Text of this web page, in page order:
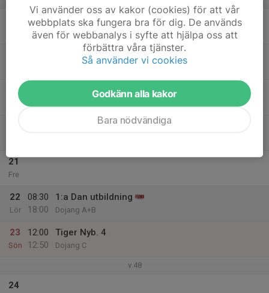
19
Ons
21
Fre
22
Lör
08:30
18:00
1:a Dan utbildning
Dojang A+B
23
Sön
12:00
12:50
Tiger Nyb. 4
Dojang C
v.48
24
Vi använder oss av kakor (cookies) för att vår
webbplats ska fungera bra för dig. De används
även för webbanalys i syfte att hjälpa oss att
förbättra våra tjänster.
Så använder vi cookies
Godkänn alla kakor
Bara nödvändiga